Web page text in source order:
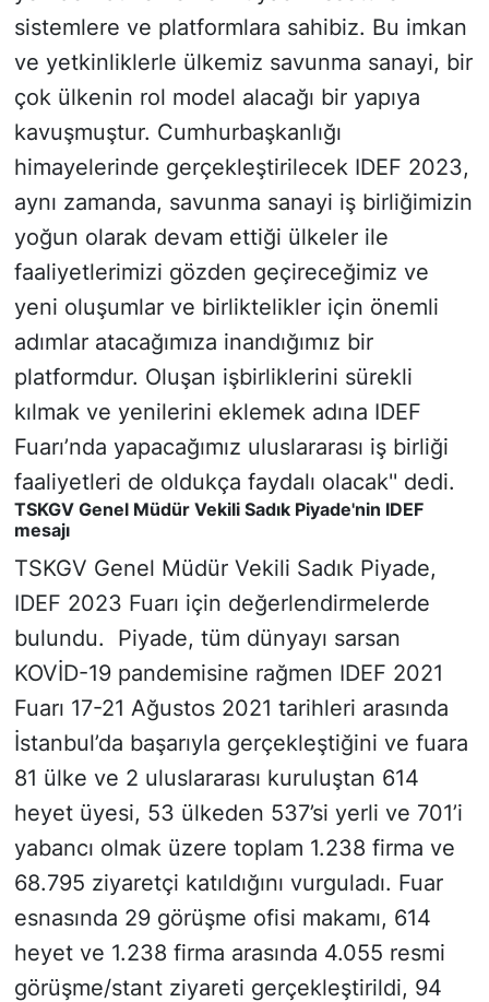
sistemlere ve platformlara sahibiz. Bu imkan
ve yetkinliklerle ülkemiz savunma sanayi, bir
çok ülkenin rol model alacağı bir yapıya
kavuşmuştur. Cumhurbaşkanlığı
himayelerinde gerçekleştirilecek IDEF 2023,
aynı zamanda, savunma sanayi iş birliğimizin
yoğun olarak devam ettiği ülkeler ile
faaliyetlerimizi gözden geçireceğimiz ve
yeni oluşumlar ve birliktelikler için önemli
adımlar atacağımıza inandığımız bir
platformdur. Oluşan işbirliklerini sürekli
kılmak ve yenilerini eklemek adına IDEF
Fuarı’nda yapacağımız uluslararası iş birliği
faaliyetleri de oldukça faydalı olacak'' dedi.
TSKGV Genel Müdür Vekili Sadık Piyade'nin IDEF
mesajı
TSKGV Genel Müdür Vekili Sadık Piyade,
IDEF 2023 Fuarı için değerlendirmelerde
bulundu. Piyade, tüm dünyayı sarsan
KOVİD-19 pandemisine rağmen IDEF 2021
Fuarı 17-21 Ağustos 2021 tarihleri arasında
İstanbul’da başarıyla gerçekleştiğini ve fuara
81 ülke ve 2 uluslararası kuruluştan 614
heyet üyesi, 53 ülkeden 537’si yerli ve 701’i
yabancı olmak üzere toplam 1.238 firma ve
68.795 ziyaretçi katıldığını vurguladı. Fuar
esnasında 29 görüşme ofisi makamı, 614
heyet ve 1.238 firma arasında 4.055 resmi
görüşme/stant ziyareti gerçekleştirildi, 94